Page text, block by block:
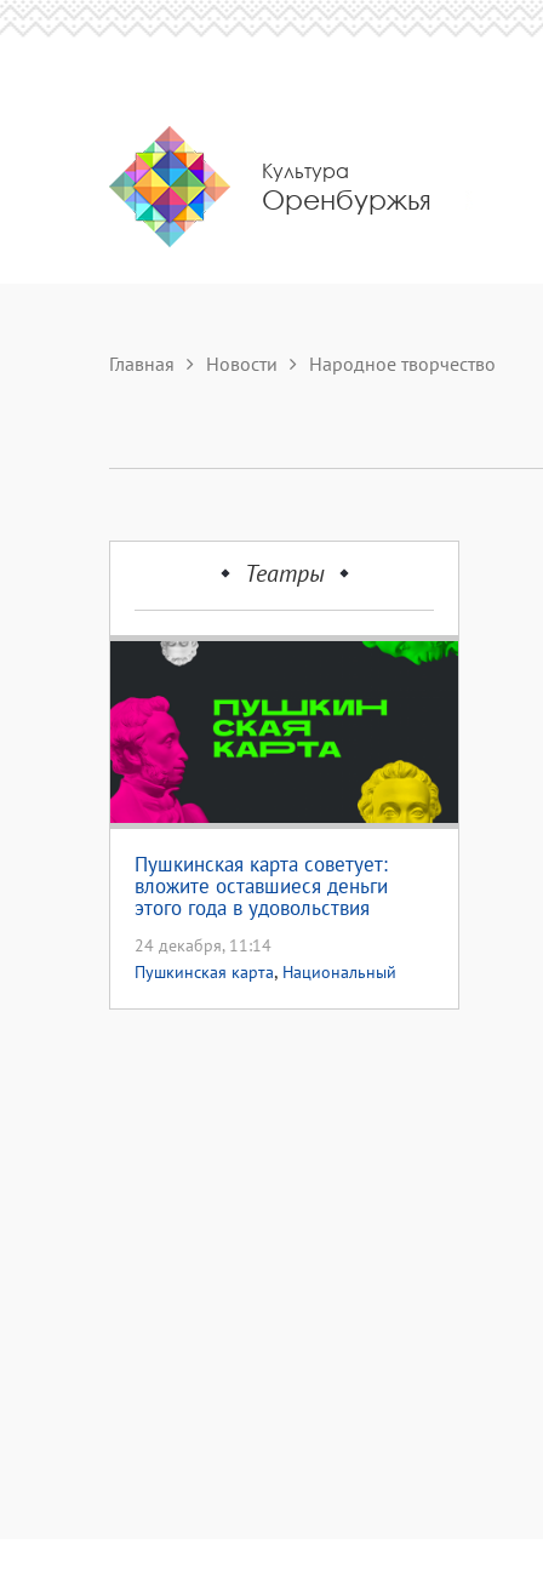
Культура
Оренбуржья
Главная Новости Народное творчество
Театры
Пушкинская карта советует:
вложите оставшиеся деньги
этого года в удовольствия
24 декабря, 11:14
Пушкинская карта, Национальный